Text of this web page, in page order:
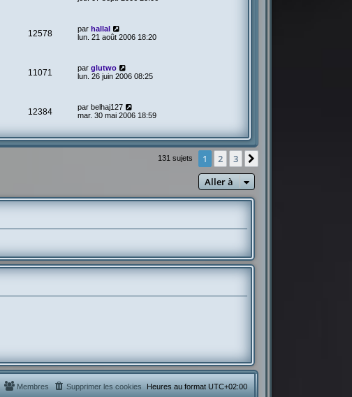
12578 par hallal
lun. 21 août 2006 18:20
11071 par glutwo
lun. 26 juin 2006 08:25
12384 par belhaj127
mar. 30 mai 2006 18:59
131 sujets 1 2 3
Aller à
Heures au format UTC+02:00
Supprimer les cookies
Membres